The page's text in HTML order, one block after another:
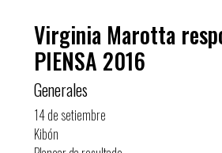
Virginia Marotta
PIENSA 2016
Generales
14 de setiembre
Kibón